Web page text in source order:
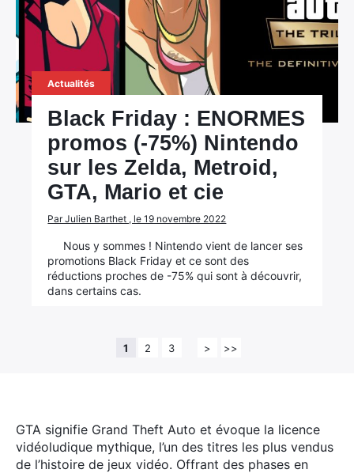
GTA signifie Grand Theft Auto et évoque la licence
vidéoludique mythique, l’un des titres les plus vendus
de l’histoire de jeux vidéo. Offrant des phases en
Actualités
Black Friday : ENORMES
promos (-75%) Nintendo
sur les Zelda, Metroid,
GTA, Mario et cie
Par Julien Barthet , le 19 novembre 2022
Nous y sommes ! Nintendo vient de lancer ses
promotions Black Friday et ce sont des
réductions proches de -75% qui sont à découvrir,
dans certains cas.
1 2 3 > >>